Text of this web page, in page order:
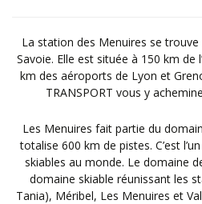
La station des Menuires se
Savoie. Elle est située à 150 km de
km des aéroports de Lyon et
TRANSPORT vous y
Les Menuires fait partie du
totalise 600 km de pistes. C’est
skiables au monde. Le domaine
domaine skiable réunissant les
Tania), Méribel, Les Menuires et